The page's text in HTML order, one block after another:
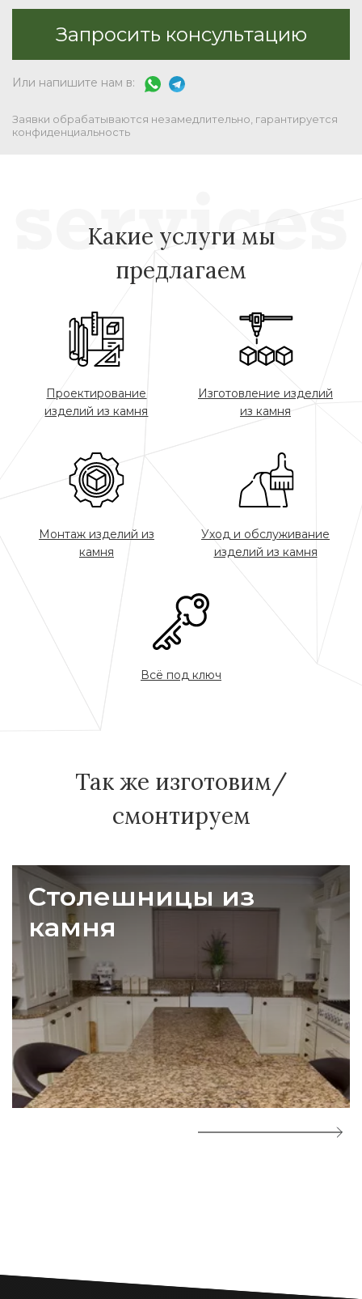
Или напишите нам в:
Заявки обрабатываются незамедлительно, гарантируется
конфиденциальность
Какие услуги мы
предлагаем
Проектирование
изделий из камня
Изготовление изделий
из камня
Монтаж изделий из
камня
Уход и обслуживание
изделий из камня
Всё под ключ
Так же изготовим/
смонтируем
Столешницы из
камня